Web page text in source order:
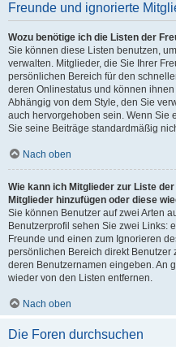
Freunde und ignorierte
Wozu benötige ich die Listen der
Sie können diese Listen benutzen,
verwalten. Mitglieder, die Sie Ihrer
persönlichen Bereich für den
deren Onlinestatus und können
Abhängig von dem Style, den Sie
auch hervorgehoben sein. Wenn Sie
Sie seine Beiträge standardmäßig
Nach oben
Wie kann ich Mitglieder zur Liste
Mitglieder hinzufügen oder diese
Sie können Benutzer auf zwei Arten
Benutzerprofil sehen Sie zwei Links:
Freunde und einen zum Ignorieren
persönlichen Bereich direkt Benutzer
deren Benutzernamen eingeben. An
wieder von den Listen entfernen.
Nach oben
Die Foren durchsuchen